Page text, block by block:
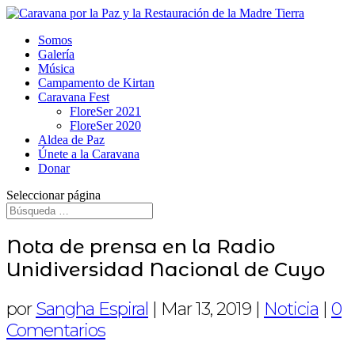
Somos
Galería
Música
Campamento de Kirtan
Caravana Fest
FloreSer 2021
FloreSer 2020
Aldea de Paz
Únete a la Caravana
Donar
Seleccionar página
Nota de prensa en la Radio
Unidiversidad Nacional de Cuyo
porSangha Espiral | Mar 13, 2019 | Noticia | 0
Comentarios